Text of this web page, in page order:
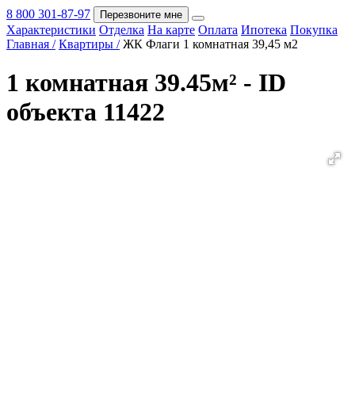
Покупка
8 800 301-87-97 Перезвоните мне
Характеристики Отделка На карте Оплата Ипотека Покупка
Главная / Квартиры / ЖК Флаги 1 комнатная 39,45 м2
1 комнатная 39.45м² - ID
объекта 11422